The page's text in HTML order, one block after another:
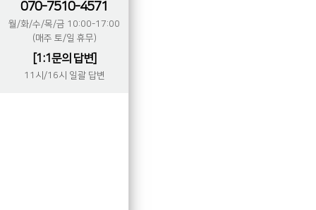
070-7510-4571
월/화/수/목/금 10:00-17:00
(매주 토/일 휴무)
[1:1문의 답변]
11시/16시 일괄 답변